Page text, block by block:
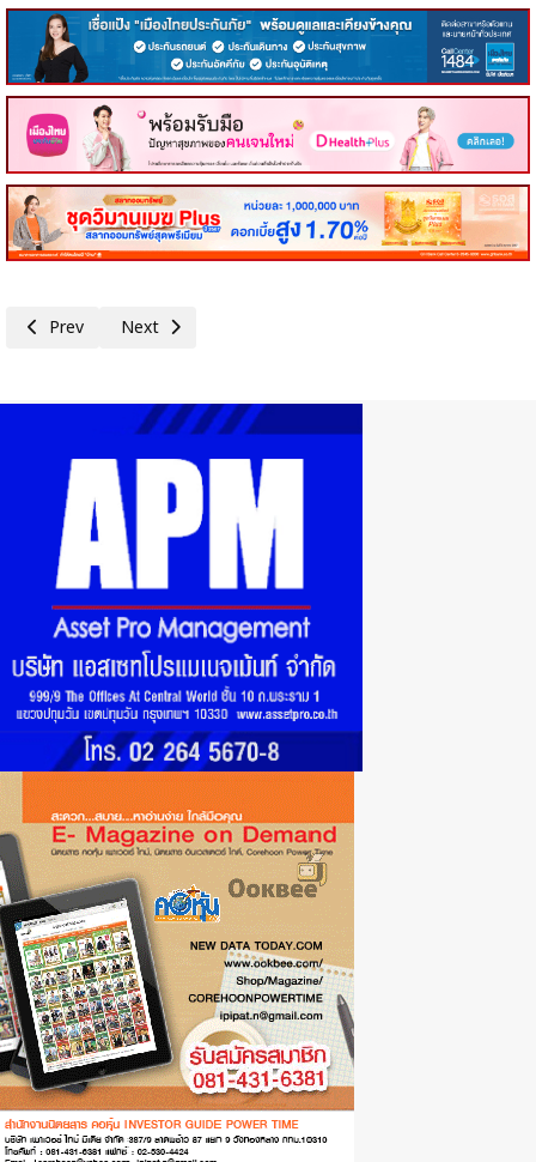
Previous article: MEDEZE ผนึกกำลังองค์การเภสัชกรรม และ Cretan
Prev Next article: SA ‘ไซมิส แอสเสท’ เสริมแกร่งธุรกิจ
Next